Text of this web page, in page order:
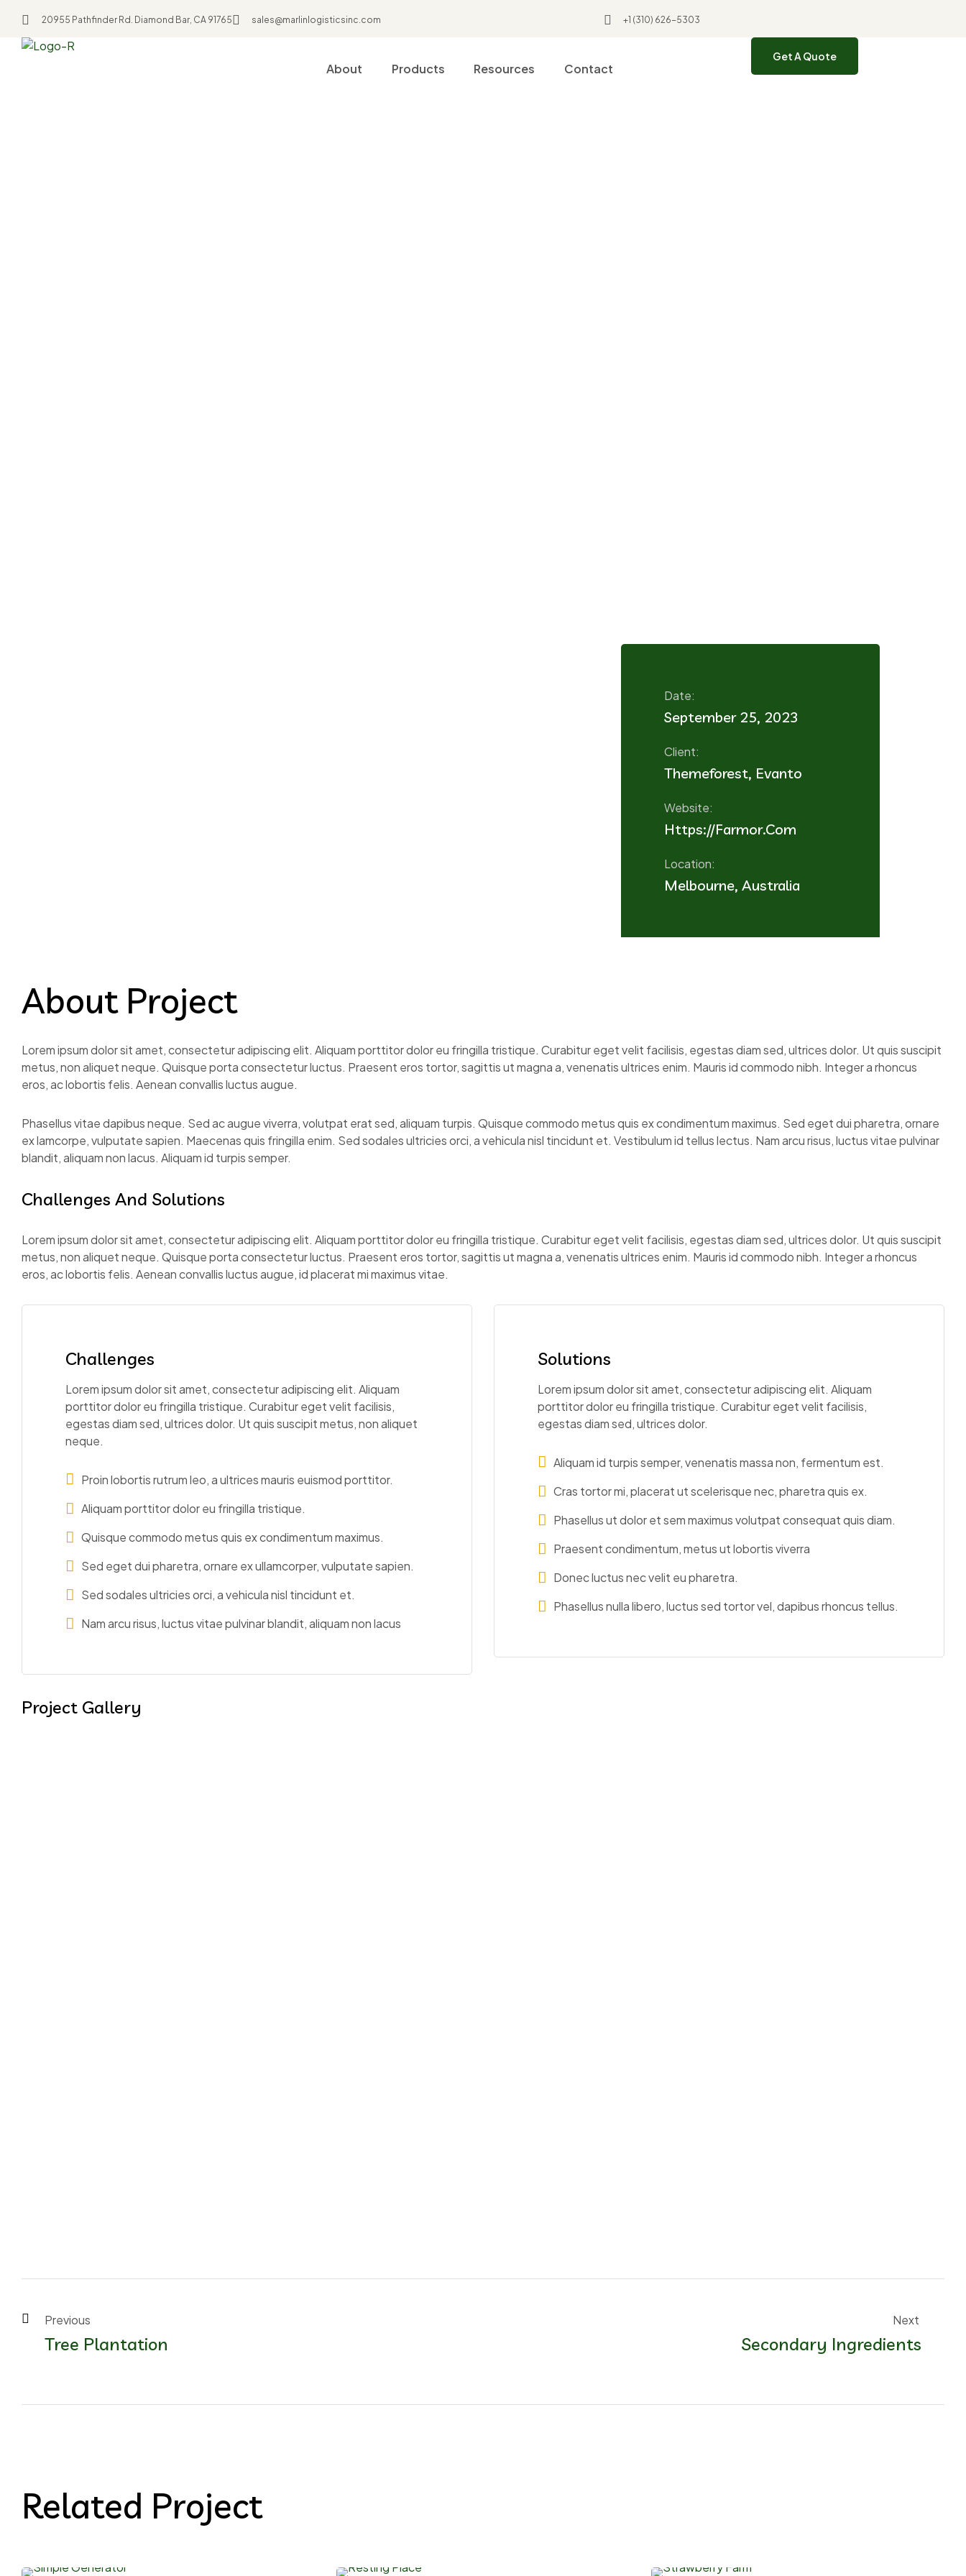
20955 Pathfinder Rd. Diamond Bar, CA 91765 sales@marlinlogisticsinc.com +1 (310) 626-5303
About Products Resources Contact
Get A Quote
Date:
September 25, 2023
Client:
Themeforest, Evanto
Website:
Https://farmor.com
Location:
Melbourne, Australia
About Project
Lorem ipsum dolor sit amet, consectetur adipiscing elit. Aliquam porttitor dolor eu fringilla tristique. Curabitur eget velit facilisis, egestas diam sed, ultrices dolor. Ut quis suscipit
metus, non aliquet neque. Quisque porta consectetur luctus. Praesent eros tortor, sagittis ut magna a, venenatis ultrices enim. Mauris id commodo nibh. Integer a rhoncus
eros, ac lobortis felis. Aenean convallis luctus augue.
Phasellus vitae dapibus neque. Sed ac augue viverra, volutpat erat sed, aliquam turpis. Quisque commodo metus quis ex condimentum maximus. Sed eget dui pharetra, ornare
ex lamcorpe, vulputate sapien. Maecenas quis fringilla enim. Sed sodales ultricies orci, a vehicula nisl tincidunt et. Vestibulum id tellus lectus. Nam arcu risus, luctus vitae pulvinar
blandit, aliquam non lacus. Aliquam id turpis semper.
Challenges And Solutions
Lorem ipsum dolor sit amet, consectetur adipiscing elit. Aliquam porttitor dolor eu fringilla tristique. Curabitur eget velit facilisis, egestas diam sed, ultrices dolor. Ut quis suscipit
metus, non aliquet neque. Quisque porta consectetur luctus. Praesent eros tortor, sagittis ut magna a, venenatis ultrices enim. Mauris id commodo nibh. Integer a rhoncus
eros, ac lobortis felis. Aenean convallis luctus augue, id placerat mi maximus vitae.
Challenges
Lorem ipsum dolor sit amet, consectetur adipiscing elit. Aliquam
porttitor dolor eu fringilla tristique. Curabitur eget velit facilisis,
egestas diam sed, ultrices dolor. Ut quis suscipit metus, non aliquet
neque.
Proin lobortis rutrum leo, a ultrices mauris euismod porttitor.
Aliquam porttitor dolor eu fringilla tristique.
Quisque commodo metus quis ex condimentum maximus.
Sed eget dui pharetra, ornare ex ullamcorper, vulputate sapien.
Sed sodales ultricies orci, a vehicula nisl tincidunt et.
Nam arcu risus, luctus vitae pulvinar blandit, aliquam non lacus
Solutions
Lorem ipsum dolor sit amet, consectetur adipiscing elit. Aliquam
porttitor dolor eu fringilla tristique. Curabitur eget velit facilisis,
egestas diam sed, ultrices dolor.
Aliquam id turpis semper, venenatis massa non, fermentum est.
Cras tortor mi, placerat ut scelerisque nec, pharetra quis ex.
Phasellus ut dolor et sem maximus volutpat consequat quis diam.
Praesent condimentum, metus ut lobortis viverra
Donec luctus nec velit eu pharetra.
Phasellus nulla libero, luctus sed tortor vel, dapibus rhoncus tellus.
Project Gallery
Tree Plantation Secondary Ingredients
Related Project